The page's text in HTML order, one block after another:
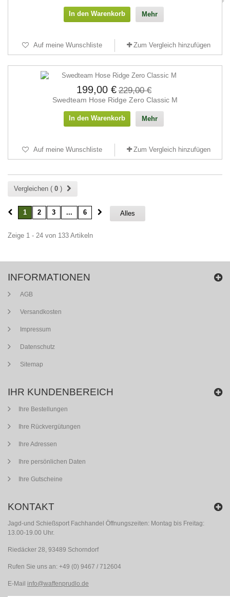
In den Warenkorb Mehr
Auf meine Wunschliste Zum Vergleich hinzufügen
199,00 € 229,00 €
Swedteam Hose Ridge Zero Classic M
In den Warenkorb Mehr
Auf meine Wunschliste Zum Vergleich hinzufügen
Vergleichen ( 0 )
Alles
1 2 3 ... 6
Zeige 1 - 24 von 133 Artikeln
INFORMATIONEN
AGB
Versandkosten
Impressum
Datenschutz
Sitemap
IHR KUNDENBEREICH
Ihre Bestellungen
Ihre Rückvergütungen
Ihre Adressen
Ihre persönlichen Daten
Ihre Gutscheine
KONTAKT
Jagd-und Schießsport Fachhandel Öffnungszeiten: Montag bis Freitag:
13.00-19.00 Uhr.
Riedäcker 28, 93489 Schorndorf
Rufen Sie uns an: +49 (0) 9467 / 712604
E-Mail info@waffenprudlo.de